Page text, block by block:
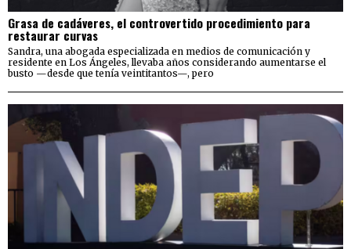
Grasa de cadáveres, el controvertido procedimiento para
restaurar curvas
Sandra, una abogada especializada en medios de comunicación y
residente en Los Ángeles, llevaba años considerando aumentarse el
busto —desde que tenía veintitantos—, pero